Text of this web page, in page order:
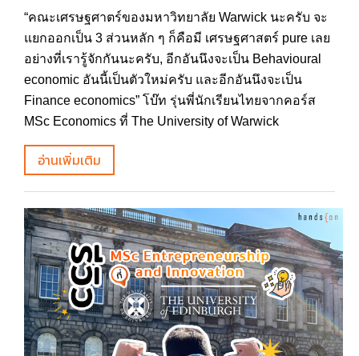
“คณะเศรษฐศาตร์ของมหาวิทยาลัย Warwick นะครับ จะ
แยกออกเป็น 3 ส่วนหลัก ๆ ก็คือมี เศรษฐศาสตร์ pure เลย
อย่างที่เรารู้จักกันนะครับ, อีกอันนึงจะเป็น Behavioural
economic อันนี้เป็นตัวใหม่ครับ และอีกอันนึงจะเป็น
Finance economics” โบ๊ท รุ่นพี่นักเรียนไทยจากคอร์ส
MSc Economics ที่ The University of Warwick
อ่านเพิ่มเติม